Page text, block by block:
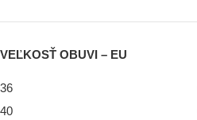
VEĽKOSŤ OBUVI – EU
36
40